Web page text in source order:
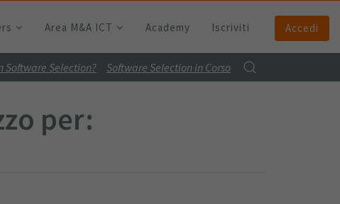
Area M&A ICT Academy Iscriviti Accedi
Software Selection? Software Selection in Corso
per: